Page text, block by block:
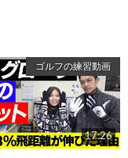
ゴルフの練習動画
17:26